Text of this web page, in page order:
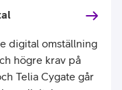
digital omställning
högre krav på
Telia Cygate går